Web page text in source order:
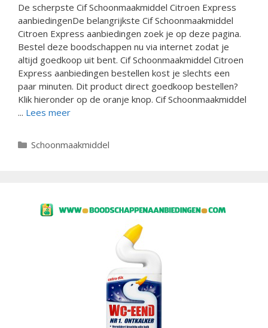
De scherpste Cif Schoonmaakmiddel Citroen Express
aanbiedingenDe belangrijkste Cif Schoonmaakmiddel
Citroen Express aanbiedingen zoek je op deze pagina.
Bestel deze boodschappen nu via internet zodat je
altijd goedkoop uit bent. Cif Schoonmaakmiddel Citroen
Express aanbiedingen bestellen kost je slechts een
paar minuten. Dit product direct goedkoop bestellen?
Klik hieronder op de oranje knop. Cif Schoonmaakmiddel
... Lees meer
Categorieën
Schoonmaakmiddel